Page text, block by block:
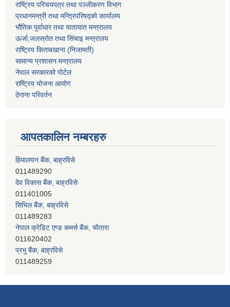
राष्ट्रिय परिचयपत्र तथा पञ्‍जीकरण विभाग
प्रधानमन्त्री तथा मन्त्रिपरिषद्को कार्यालय
भौतिक पूर्वाधार तथा यातायात मन्त्रालय
ऊर्जा,जलस्रोत तथा सिंचाइ मन्त्रालय
राष्ट्रिय किताबखाना (निजामती)
सामान्य प्रशासन मन्त्रालय
नेपाल सरकारको पोर्टल
राष्ट्रिय योजना आयोग
ठेगाना परिवर्तन
आपतकालिन नम्बरहरु
देव विकास बैंक, बाह्रविसे
011401005
सिभिल बैंक, बाह्रविसे
011489283
नेपाल क्रेडिट एण्ड कमर्स बैंक, चाैतारा
011620402
प्रभु बैंक, बाह्रविसे
011489259
हिमालयन बैंक, बाह्रविसे
011489290